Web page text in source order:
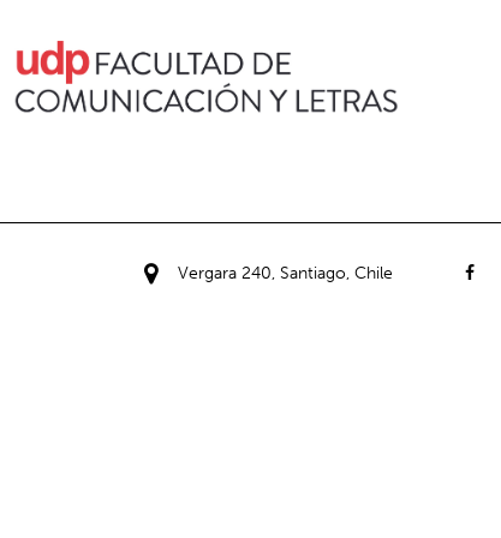
Vergara 240, Santiago, Chile